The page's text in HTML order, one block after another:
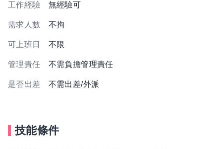
工作經驗 無經驗可
需求人數 不拘
可上班日 不限
管理責任 不需負擔管理責任
是否出差 不需出差/外派
技能條件